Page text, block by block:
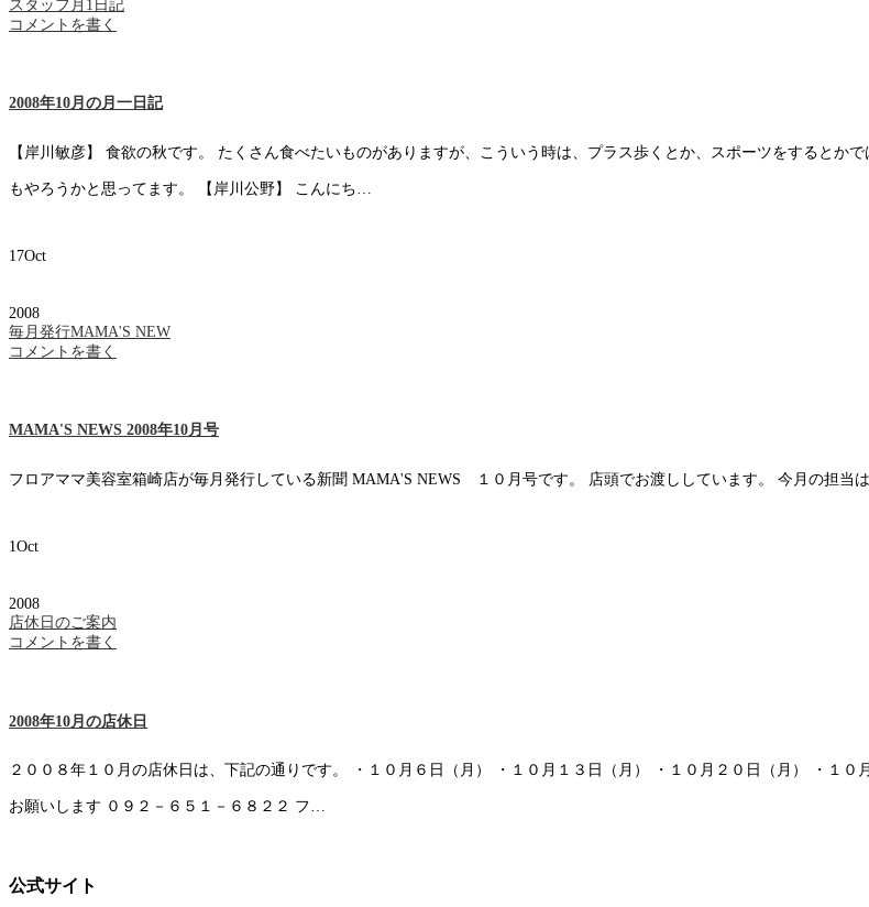
スタッフ月1日記
コメントを書く
2008年10月の月一日記
【岸川敏彦】 食欲の秋です。 たくさん食べたいものがありますが、こういう時は、プラス歩くとか、スポーツをすると
もやろうかと思ってます。 【岸川公野】 こんにち…
17Oct
2008
毎月発行MAMA'S NEW
コメントを書く
MAMA'S NEWS 2008年10月号
フロアママ美容室箱崎店が毎月発行している新聞 MAMA'S NEWS １０月号です。 店頭でお渡ししています。 今月の担
1Oct
2008
店休日のご案内
コメントを書く
2008年10月の店休日
２００８年１０月の店休日は、下記の通りです。 ・１０月６日（月） ・１０月１３日（月） ・１０月２０日（月） ・１
お願いします ０９２－６５１－６８２２ フ…
公式サイト